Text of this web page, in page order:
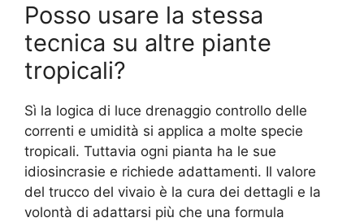
Posso usare la stessa
tecnica su altre piante
tropicali?
Sì la logica di luce drenaggio controllo delle
correnti e umidità si applica a molte specie
tropicali. Tuttavia ogni pianta ha le sue
idiosincrasie e richiede adattamenti. Il valore
del trucco del vivaio è la cura dei dettagli e la
volontà di adattarsi più che una formula